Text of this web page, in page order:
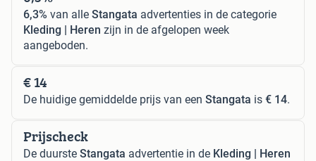
6,3% van alle Stangata advertenties in de categorie
Kleding | Heren zijn in de afgelopen week
aangeboden.
€ 14
De huidige gemiddelde prijs van een Stangata is € 14.
Prijscheck
De duurste Stangata advertentie in de Kleding | Heren